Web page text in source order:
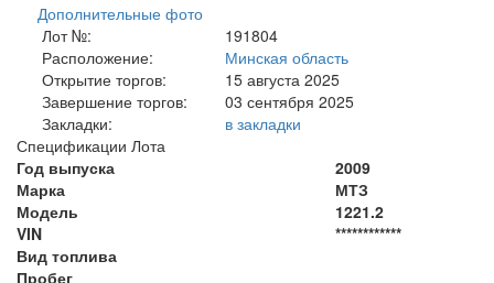
Дополнительные фото
Лот №:
191804
Расположение:
Минская область
Открытие торгов:
15 августа 2025
Завершение торгов:
03 сентября 2025
Закладки:
в закладки
Спецификации Лота
Год выпуска
2009
Марка
МТЗ
Модель
1221.2
VIN
************
Вид топлива
Пробег